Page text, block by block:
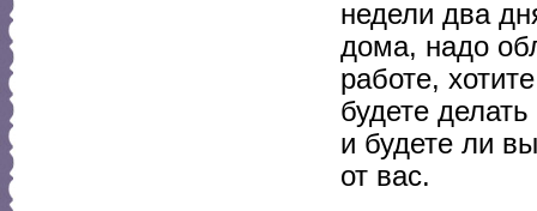
недели два
дома, надо
работе,
будете
и будете ли
от вас.